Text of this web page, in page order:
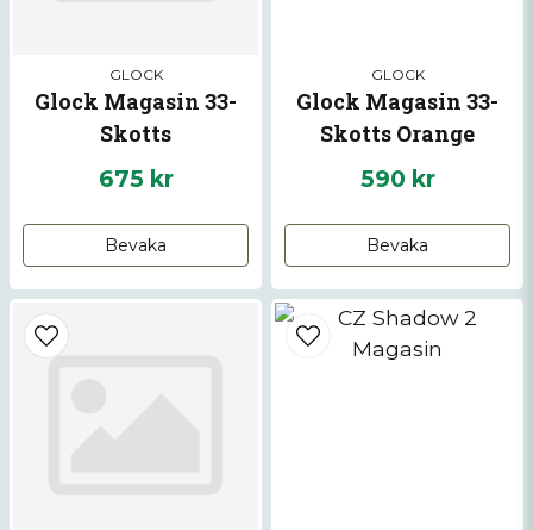
GLOCK
Glock Magasin 33-
Skotts
675 kr
Bevaka
GLOCK
Glock Magasin 33-
Skotts Orange
follower
590 kr
Bevaka